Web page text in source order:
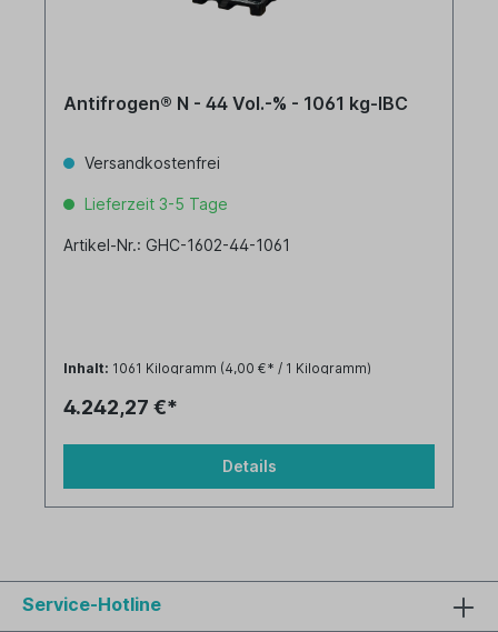
Antifrogen® N - 44 Vol.-% - 1061 kg-IBC
Versandkostenfrei
Lieferzeit 3-5 Tage
Artikel-Nr.: GHC-1602-44-1061
Inhalt: 1061 Kilogramm (4,00 €* / 1 Kilogramm)
4.242,27 €*
Details
Service-Hotline